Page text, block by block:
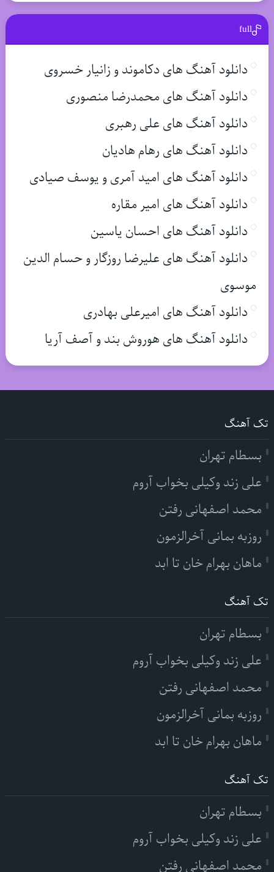
full
دانلود آهنگ های دکاموند و زانیار خسروی
دانلود آهنگ های محمدرضا منصوری
دانلود آهنگ های علی رهبری
دانلود آهنگ های رهام هادیان
دانلود آهنگ های امید آمری و یوسف صیادی
دانلود آهنگ های امیر مقاره
دانلود آهنگ های احسان یاسین
دانلود آهنگ های علیرضا روزگار و حسام الدین
موسوی
دانلود آهنگ های امیرعلی بهادری
دانلود آهنگ های هوروش بند و آصف آریا
تک آهنگ
بسطام تهران
علی زند وکیلی بخواب آروم
محمد اصفهانی رفتن
روزبه بمانی آخرالزمون
ماهان بهرام خان تا ابد
تک آهنگ
بسطام تهران
علی زند وکیلی بخواب آروم
محمد اصفهانی رفتن
روزبه بمانی آخرالزمون
ماهان بهرام خان تا ابد
تک آهنگ
بسطام تهران
علی زند وکیلی بخواب آروم
محمد اصفهانی رفتن